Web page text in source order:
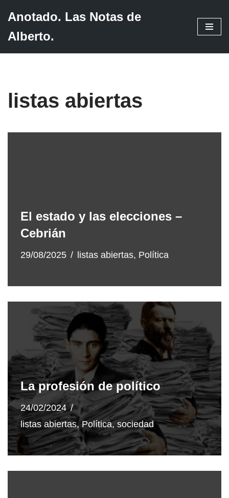
Saltar
Anotado. Las Notas de
Alberto.
listas abiertas
El estado y las elecciones –
Cebrián
29/08/2025 listas abiertas, Política
La profesión de político
24/02/2024
listas abiertas, Política, sociedad